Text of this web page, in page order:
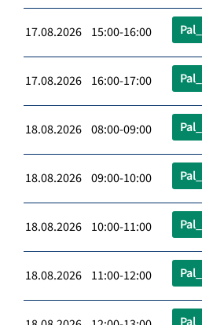
17.08.2026 15:00-16:00
17.08.2026 16:00-17:00
18.08.2026 08:00-09:00
18.08.2026 09:00-10:00
18.08.2026 10:00-11:00
18.08.2026 11:00-12:00